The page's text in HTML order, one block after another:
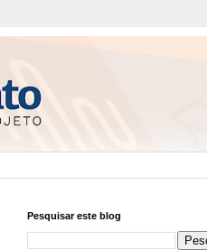
Pesquisar este blog